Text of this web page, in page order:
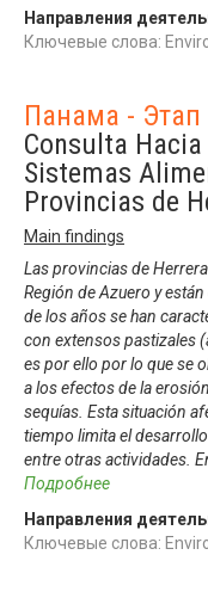
Направления
Ключевые слова:
Панама - Этап
Consulta
Sistemas
Provincias de
Main findings
Las provincias de
Región de Azuero y
de los años se han
con extensos pastizales
es por ello por lo que se
a los efectos de la
sequías. Esta situación
tiempo limita el
entre otras actividades.
Подробнее
Направления
Ключевые слова: